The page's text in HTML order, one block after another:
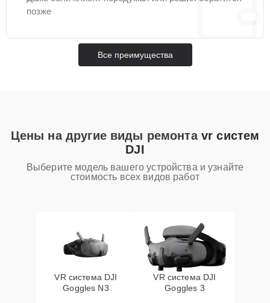
позже
Все преимущества
Цены на другие виды ремонта vr систем
DJI
Выберите модель вашего устройства и узнайте
стоимость всех видов работ
VR система DJI
Goggles N3
VR система DJI
Goggles 3